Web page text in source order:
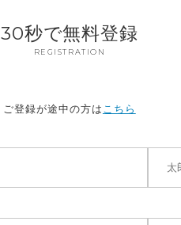
30秒で無料登録
REGISTRATION
ご登録が途中の方は こちら